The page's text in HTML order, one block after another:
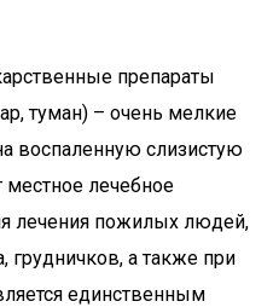
препараты
туман) – очень мелкие
воспаленную слизистую
лечебное
лечения пожилых людей,
грудничков, а также при
единственным